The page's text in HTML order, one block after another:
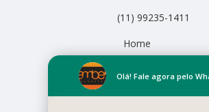
(11) 99235-1411
Home
Empresa
Missão
Olá! Fale agora pelo